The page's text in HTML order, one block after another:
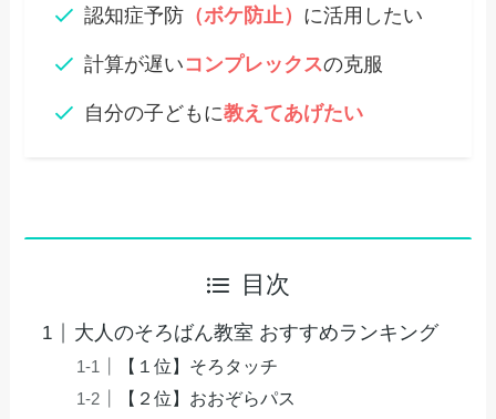
認知症予防 （ボケ防止） に活用したい
計算が遅いコンプレックスの克服
自分の子どもに教えてあげたい
目次
大人のそろばん教室 おすすめランキング
【１位】そろタッチ
【２位】おおぞらパス